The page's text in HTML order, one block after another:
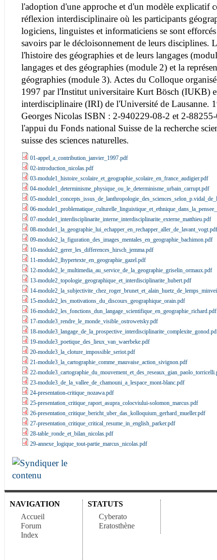
l'adoption d'une approche et d'un modèle explicatif
réflexion interdisciplinaire où les participants
logiciens, linguistes et informaticiens se sont
savoirs par le décloisonnement de leurs disciplines.
l'histoire des géographies et de leurs langages
langages et des géographies (module 2) et la
géographies (module 3). Actes du Colloque
1997 par l'Institut universitaire Kurt Bösch (IUKB)
interdisciplinaire (IRI) de l'Université de Lausanne.
Georges Nicolas ISBN : 2-940229-08-2 et 2-
l'appui du Fonds national Suisse de la recherche
suisse des sciences naturelles.
01-appel_a_contribution_janvier_1997.pdf
02-introduction_nicolas.pdf
03-module1_histoire_scolaire_et_geographie_scolaire_en_france_audigier.pdf
04-module1_determinisme_physique_ou_le_determinisme_urbain_carrupt.pdf
05-
06-
07-module1_interdisciplinarite_interne_interdisciplinarite_externe_matthieu.pdf
08-module1_la_geographie_lui_echapper_en_rechapper_aller_de_lavant_vogt.pdf
09-module2_la_figuration_des_images_mentales_en_geographie_bachimon.pdf
10-module2_gerer_les_differences_hirsch_jemma.pdf
11-module2_lhypertexte_en_geographie_gazel.pdf
12-module2_le_multimedia_au_service_de_la_geographie_griselin_ormaux.pdf
13-module2_topologie_geographique_et_interdisciplinarite_hubert.pdf
14-
15-module2_les_motivations_du_discours_geographique_orain.pdf
16-module2_les_fonctions_dun_langage_scientifique_en_geographie_richard.pdf
17-module3_rendre_le_monde_visible_ostrowetsky.pdf
18-
19-module3_poetique_des_lieux_van_waerbeke.pdf
20-module3_la_cloture_impossible_seriot.pdf
21-module3_la_cartographie_comme_mauvaise_action_sivignon.pdf
22-
23-module3_de_la_vallee_de_chamouni_a_lespace_mont-blanc.pdf
24-presentation-critique_nozawa.pdf
25-presentation_critique_raport_asupra_colocviului-solomon_marcus.pdf
26-presentation_critique_bericht_uber_das_kolloquium_gerhard_mueller.pdf
27-presentation_critique_critical_resume_in_english_parker.pdf
28-table_ronde_et_bilan_nicolas.pdf
29-annexe_logique_tout-partie_marcus_nicolas.pdf
NAVIGATION
Accueil
Forum
Index
STATUTS
Cyberato
Eratosthène